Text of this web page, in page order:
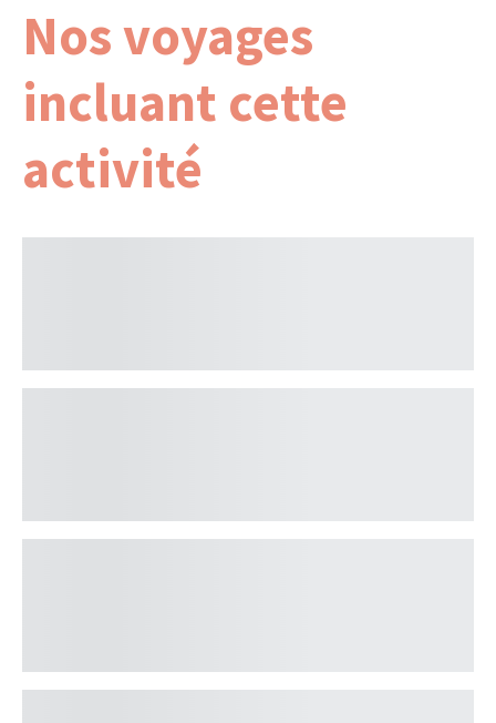
Nos voyages
incluant cette
activité